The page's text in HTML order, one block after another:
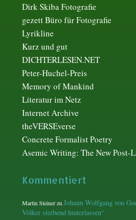
Dirk Skiba Fotografie
gezett Büro für Fotografie
Lyrikline
Kurz und gut
DICHTERLESEN.NET
Peter-Huchel-Preis
Memory of Mankind
Literatur im Netz
Internet Archive
theVERSEverse
Concrete Formalist Poetry
Asemic Writing: The New Post-
Kommentiert
Martin SteinerzuJohann Wolfgang von
Völker sterbend hinterlassen“